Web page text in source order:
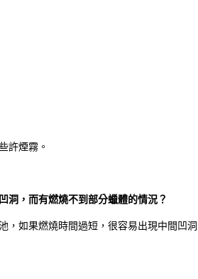
許煙霧。
洞，而有燃燒不到部分蠟體的情況？
，如果燃燒時間過短，很容易出現中間凹